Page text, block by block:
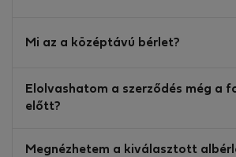
Mi az a középtávú bérlet?
Elolvashatom a szerződés még a
előtt?
Megnézhetem a kiválasztott